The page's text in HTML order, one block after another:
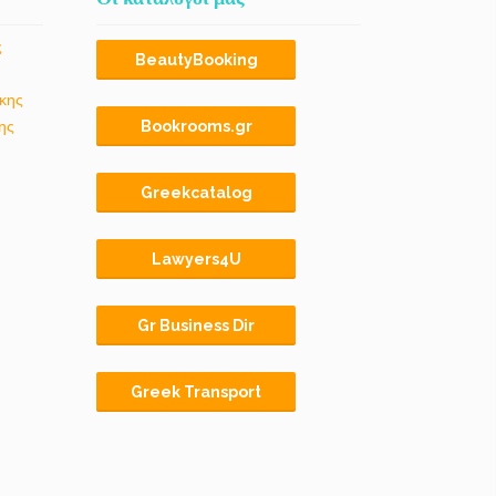
BeautyBooking
Bookrooms.gr
Greekcatalog
Lawyers4U
Gr Business Dir
Greek Transport